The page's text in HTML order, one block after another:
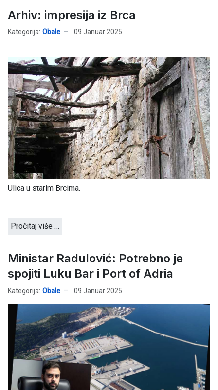
Arhiv: impresija iz Brca
Kategorija: Obale 09 Januar 2025
Ulica u starim Brcima.
Pročitaj više …
Ministar Radulović: Potrebno je
spojiti Luku Bar i Port of Adria
Kategorija: Obale 09 Januar 2025